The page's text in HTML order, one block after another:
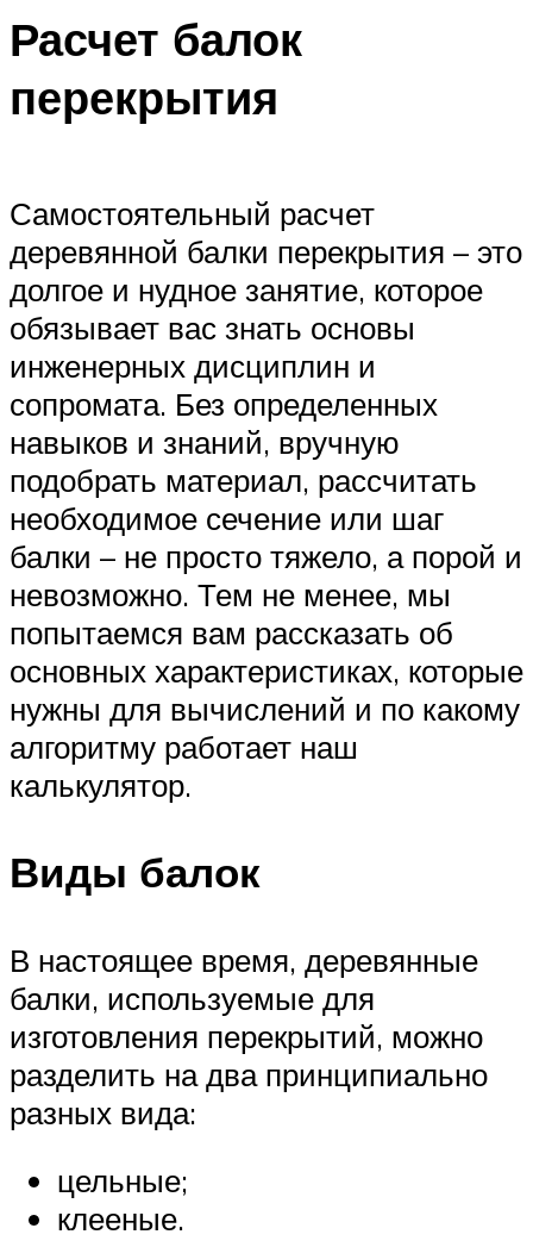
Расчет балок
перекрытия
Самостоятельный расчет
деревянной балки перекрытия – это
долгое и нудное занятие, которое
обязывает вас знать основы
инженерных дисциплин и
сопромата. Без определенных
навыков и знаний, вручную
подобрать материал, рассчитать
необходимое сечение или шаг
балки – не просто тяжело, а порой и
невозможно. Тем не менее, мы
попытаемся вам рассказать об
основных характеристиках, которые
нужны для вычислений и по какому
алгоритму работает наш
калькулятор.
Виды балок
В настоящее время, деревянные
балки, используемые для
изготовления перекрытий, можно
разделить на два принципиально
разных вида:
цельные;
клееные.